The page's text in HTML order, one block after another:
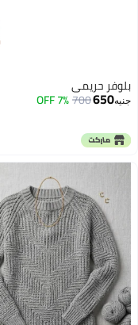
بلوفر حريمي
جنيه650
700
7% OFF